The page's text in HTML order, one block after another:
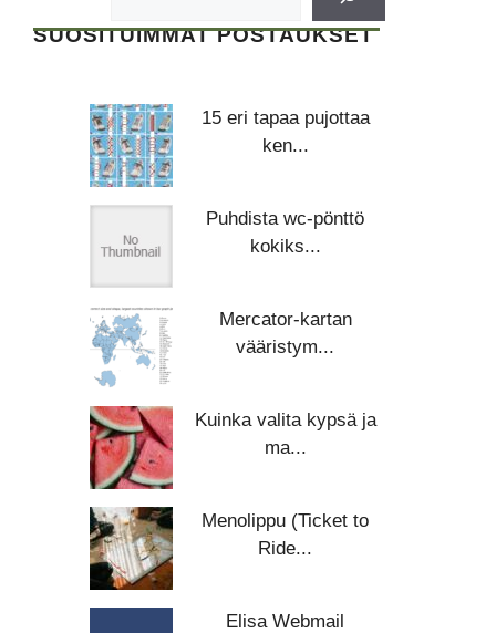
SUOSITUIMMAT POSTAUKSET
15 eri tapaa pujottaa
ken...
Puhdista wc-pönttö
kokiks...
Mercator-kartan
vääristym...
Kuinka valita kypsä ja
ma...
Menolippu (Ticket to
Ride...
Elisa Webmail